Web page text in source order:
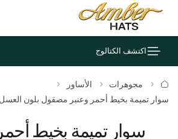
اكتشف الكتالوج
مجوهرات
الأساور
سوار تميمة بخيط أحمر وعنبر مصقول بلون العسل
سوار تميمة بخيط